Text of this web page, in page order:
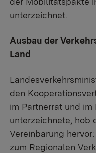
unterzeichnet.
Ausbau der
Land
den
im Partnerrat und im
unterzeichnete, hob
Vereinbarung
zum Regionalen